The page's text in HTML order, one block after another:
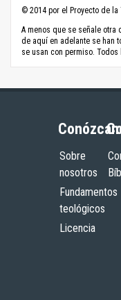
© 2014 por el Proyecto de
A menos que se señale otra
de aquí en adelante se han
se usan con permiso.
Sobre
nosotros
Fundamentos
teológicos
Licencia